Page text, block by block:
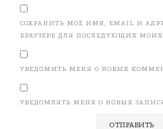
СОХРАНИТЬ МОЁ ИМЯ, EMAIL И
БРАУЗЕРЕ ДЛЯ ПОСЛЕДУЮЩИХ
УВЕДОМИТЬ МЕНЯ О НОВЫХ
УВЕДОМЛЯТЬ МЕНЯ О НОВЫХ